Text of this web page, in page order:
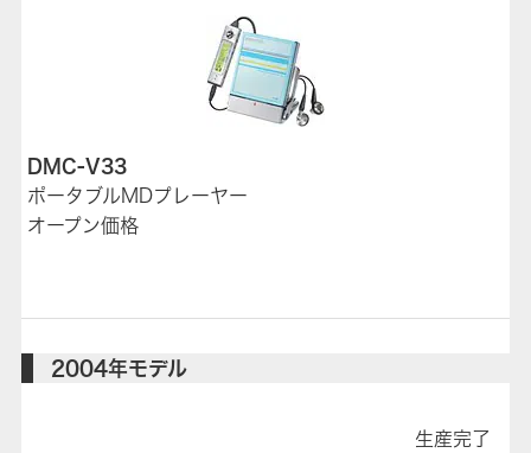
DMC-V33
ポータブルMDプレーヤー
オープン価格
2004年モデル
生産完了